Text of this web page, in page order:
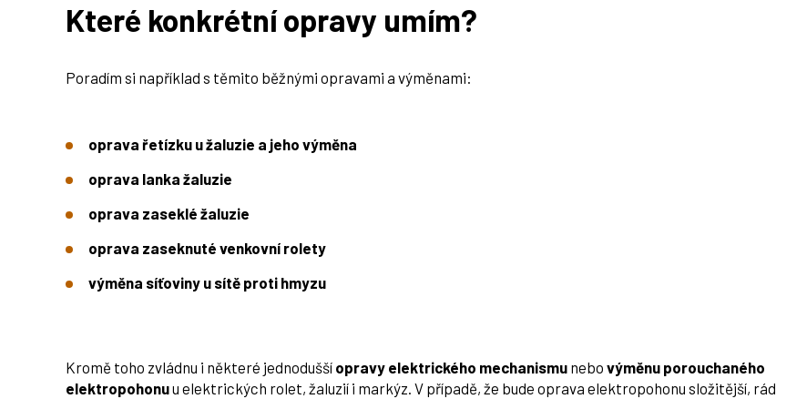
Které konkrétní opravy umím?
Poradím si například s těmito běžnými opravami a výměnami:
oprava řetízku u žaluzie a jeho výměna
oprava lanka žaluzie
oprava zaseklé žaluzie
oprava zaseknuté venkovní rolety
výměna síťoviny u sítě proti hmyzu
Kromě toho zvládnu i některé jednodušší opravy elektrického mechanismu nebo výměnu porouchaného
elektropohonuu elektrických rolet, žaluzií i markýz. V případě, že bude oprava elektropohonu složitější, rád